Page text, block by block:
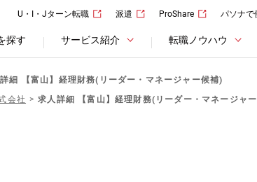
U・I・Jターン転職 派遣 ProShare パソナで
探す サービス紹介 転職ノウハウ
細 【富山】経理財務(リーダー・マネージャー候補)
会社
求人詳細 【富山】経理財務(リーダー・マネージャ